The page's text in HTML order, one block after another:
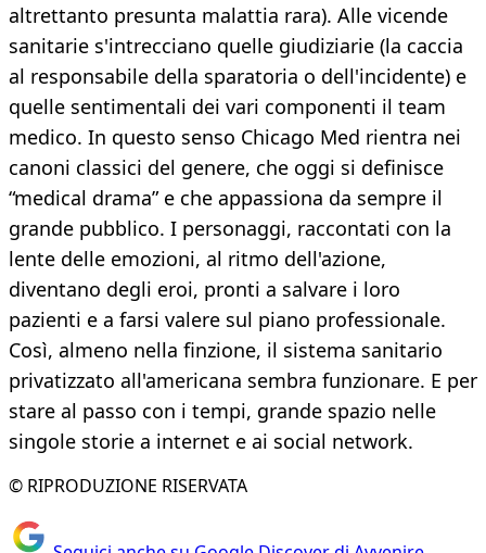
altrettanto presunta malattia rara). Alle vicende
sanitarie s'intrecciano quelle giudiziarie (la caccia
al responsabile della sparatoria o dell'incidente) e
quelle sentimentali dei vari componenti il team
medico. In questo senso Chicago Med rientra nei
canoni classici del genere, che oggi si definisce
“medical drama” e che appassiona da sempre il
grande pubblico. I personaggi, raccontati con la
lente delle emozioni, al ritmo dell'azione,
diventano degli eroi, pronti a salvare i loro
pazienti e a farsi valere sul piano professionale.
Così, almeno nella finzione, il sistema sanitario
privatizzato all'americana sembra funzionare. E per
stare al passo con i tempi, grande spazio nelle
singole storie a internet e ai social network.
© RIPRODUZIONE RISERVATA